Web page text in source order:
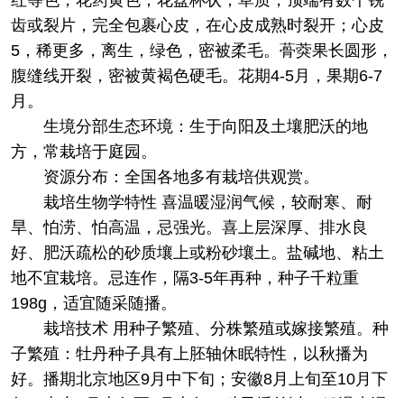
齿或裂片，完全包裹心皮，在心皮成熟时裂开；心皮
5，稀更多，离生，绿色，密被柔毛。蓇葖果长圆形，
腹缝线开裂，密被黄褐色硬毛。花期4-5月，果期6-7
月。
生境分部生态环境：生于向阳及土壤肥沃的地
方，常栽培于庭园。
资源分布：全国各地多有栽培供观赏。
栽培生物学特性 喜温暖湿润气候，较耐寒、耐
旱、怕涝、怕高温，忌强光。喜上层深厚、排水良
好、肥沃疏松的砂质壤上或粉砂壤土。盐碱地、粘土
地不宜栽培。忌连作，隔3-5年再种，种子千粒重
198g，适宜随采随播。
栽培技术 用种子繁殖、分株繁殖或嫁接繁殖。种
子繁殖：牡丹种子具有上胚轴休眠特性，以秋播为
好。播期北京地区9月中下旬；安徽8月上旬至10月下